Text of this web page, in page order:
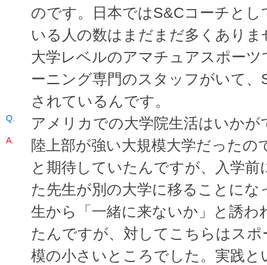
のです。日本ではS&Cコーチと
いる人の数はまだまだ多くあり
大学レベルのアマチュアスポー
ーニング専門のスタッフがいて
されているんです。
アメリカでの大学院生活はいかが
陸上部が強い大規模大学だったの
と期待していたんですが、入学
た先生が別の大学に移ることに
生から「一緒に来ないか」と誘わ
たんですが、対してこちらはス
模の小さいところでした。実践